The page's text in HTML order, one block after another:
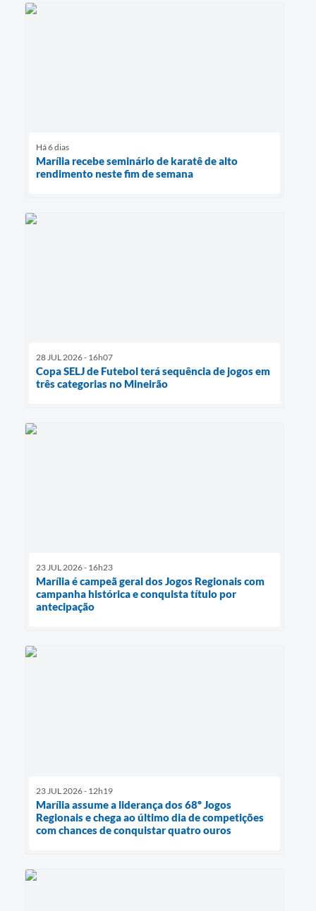
Há 6 dias
Marília recebe seminário de karatê de alto
rendimento neste fim de semana
28 JUL 2026 - 16h07
Copa SELJ de Futebol terá sequência de jogos em
três categorias no Mineirão
23 JUL 2026 - 16h23
Marília é campeã geral dos Jogos Regionais com
campanha histórica e conquista título por
antecipação
23 JUL 2026 - 12h19
Marília assume a liderança dos 68º Jogos
Regionais e chega ao último dia de competições
com chances de conquistar quatro ouros